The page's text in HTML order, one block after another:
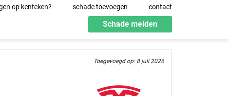
op kenteken? schade toevoegen contact
Schade melden
Toegevoegd op: 8 juli 2026